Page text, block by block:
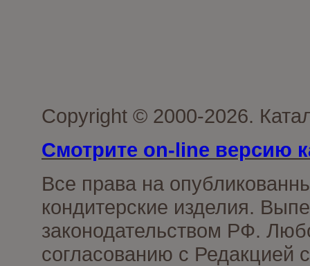
Copyright © 2000-2026.
Смотрите on-line версию
Все права на
кондитерские изделия.
законодательством РФ.
согласованию с Редакцией